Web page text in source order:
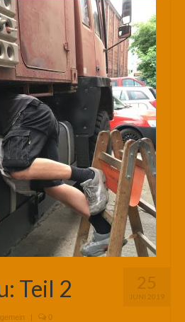
25
JUNI 2019
Teil 2
| 0